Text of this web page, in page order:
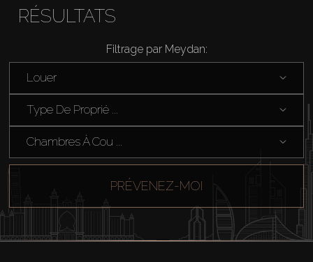
RÉSULTATS
Filtrage par Meydan:
Louer
Type De Proprié ...
Chambres À Cou ...
PRÉVENEZ-MOI